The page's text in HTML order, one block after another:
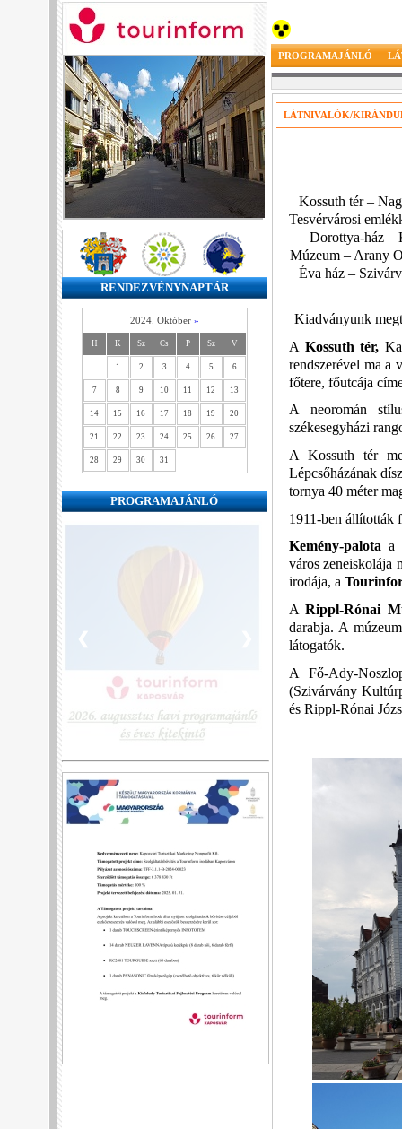
RENDEZVÉNYNAPTÁR
2024. Október »
H K Sz Cs P Sz V
1 2 3 4 5 6
7 8 9 10 11 12 13
14 15 16 17 18 19 20
21 22 23 24 25 26 27
28 29 30 31
PROGRAMAJÁNLÓ
❮
PROGRAMAJÁNLÓ
LÁTNIVALÓK/
Kossuth tér –
Tesvérvárosi
Dorottya-ház –
Múzeum – Arany
Éva ház –
Kiadványunk
A Kossuth tér,
rendszerével ma a
főtere, főutcája
A neoromán
székesegyházi
A Kossuth tér
Lépcsőházának
tornya 40 méter
1911-ben állították
Kemény-palotaa
város zeneiskolája
irodája, a
ARippl-Rónai
darabja. A
látogatók.
A Fő-Ady-
(Szivárvány
és Rippl-Rónai